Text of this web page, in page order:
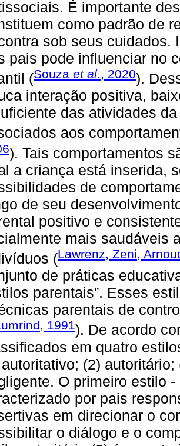
É importante
como padrão de
sob seus cuidados.
pais pode influenciar no
(Souza et al., 2020).
interação positiva,
das atividades
aos
). Tais comportamentos
a criança está inserida,
de
de seu
positivo e
mais saudáveis
(Lawrenz, Zeni,
de práticas
parentais”. Esses
parentais de
1991). De acordo
em quatro
(2)
O primeiro estilo
por pais
em direcionar o
o diálogo e o